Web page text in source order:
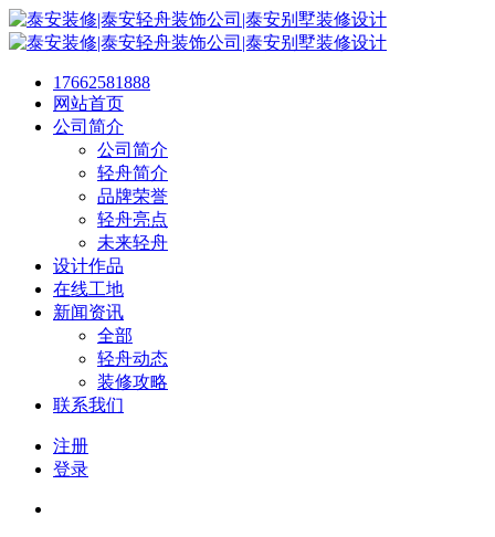
17662581888
网站首页
公司简介
公司简介
轻舟简介
品牌荣誉
轻舟亮点
未来轻舟
设计作品
在线工地
新闻资讯
全部
轻舟动态
装修攻略
联系我们
注册
登录